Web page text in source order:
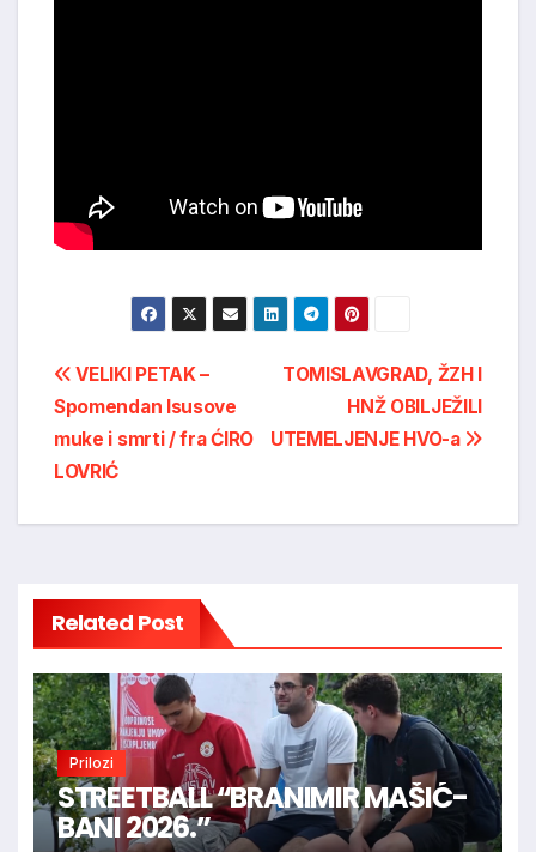
Post
navigation
TOMISLAVGRAD, ŽZH I
HNŽ OBILJEŽILI
UTEMELJENJE HVO-a
VELIKI PETAK –
Spomendan Isusove
muke i smrti / fra ĆIRO
LOVRIĆ
Related Post
Prilozi
STREETBALL “BRANIMIR MAŠIĆ-
BANI 2026.”